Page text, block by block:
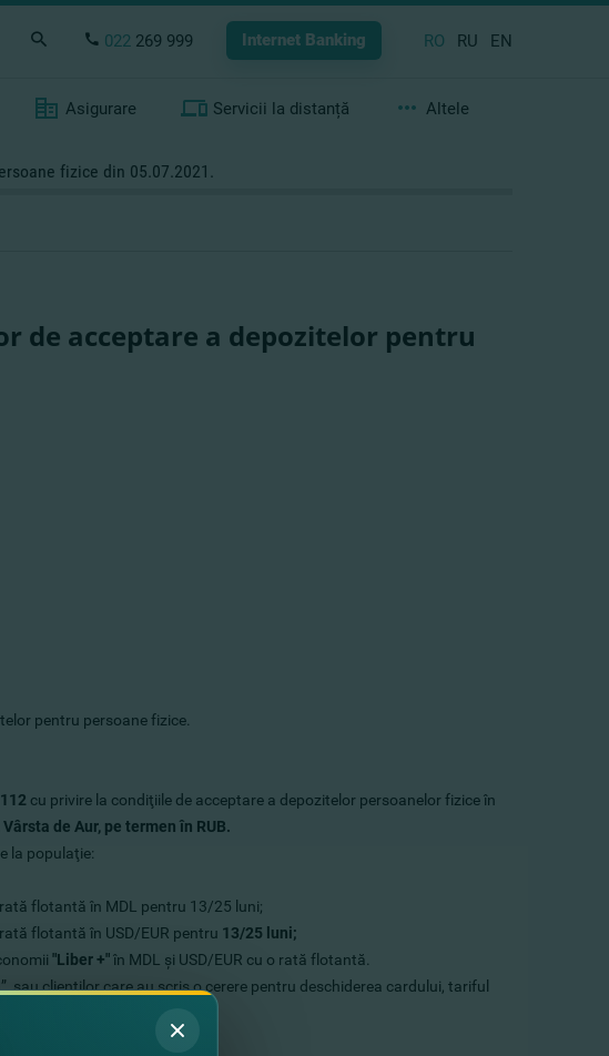
022 269 999 Internet Banking RO RU EN
Asigurare Servicii la distanță Altele
fizice din 05.07.2021.
de acceptare a depozitelor pentru
pentru persoane fizice.
cu privire la condiţiile de acceptare a depozitelor persoanelor fizice în
de Aur, pe termen în RUB.
la populaţie:
flotantă în MDL pentru 13/25 luni;
flotantă în USD/EUR pentru 13/25 luni;
"Liber +"în MDL şi USD/EUR cu o rată flotantă.
sau clienţilor care au scris o cerere pentru deschiderea cardului, tariful